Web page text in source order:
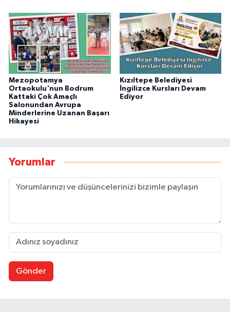
Mezopotamya
Ortaokulu'nun Bodrum
Kattaki Çok Amaçlı
Salonundan Avrupa
Minderlerine Uzanan Başarı
Hikayesi
Kızıltepe Belediyesi
İngilizce Kursları Devam
Ediyor
Yorumlar
Gönder